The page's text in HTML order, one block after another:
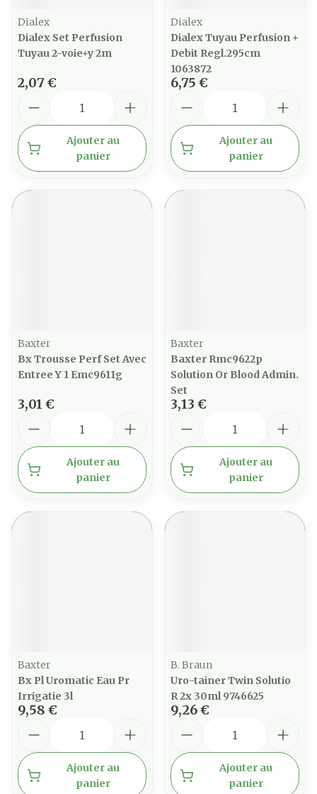
Dialex
Dialex Set Perfusion
Tuyau 2-voie+y 2m
2,07 €
Ajouter au
panier
Dialex
Dialex Tuyau Perfusion +
Debit Regl.295cm
1063872
6,75 €
Ajouter au
panier
Baxter
Bx Trousse Perf Set Avec
Entree Y 1 Emc9611g
3,01 €
Ajouter au
panier
Baxter
Baxter Rmc9622p
Solution Or Blood Admin.
Set
3,13 €
Ajouter au
panier
Baxter
Bx Pl Uromatic Eau Pr
Irrigatie 3l
9,58 €
Ajouter au
panier
B. Braun
Uro-tainer Twin Solutio
R 2x 30ml 9746625
9,26 €
Ajouter au
panier